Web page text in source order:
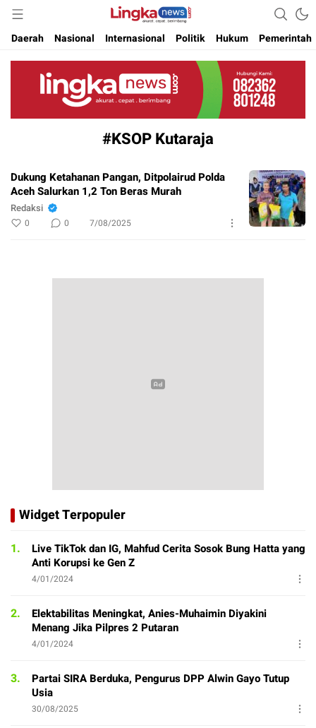
Lingkanews
Akurat. Cepat & Berimbang
Daerah
Nasional Internasional Politik Hukum Pemerintah
#KSOP Kutaraja
Dukung Ketahanan Pangan, Ditpolairud Polda
Aceh Salurkan 1,2 Ton Beras Murah
Redaksi
0 0 7/08/2025
Widget Terpopuler
1.
Live TikTok dan IG, Mahfud Cerita Sosok Bung Hatta yang
Anti Korupsi ke Gen Z
4/01/2024
2.
Elektabilitas Meningkat, Anies-Muhaimin Diyakini
Menang Jika Pilpres 2 Putaran
4/01/2024
3.
Partai SIRA Berduka, Pengurus DPP Alwin Gayo Tutup
Usia
30/08/2025